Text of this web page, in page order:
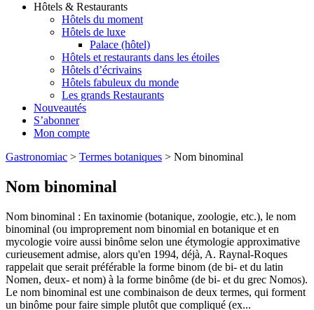
Hôtels & Restaurants
Hôtels du moment
Hôtels de luxe
Palace (hôtel)
Hôtels et restaurants dans les étoiles
Hôtels d’écrivains
Hôtels fabuleux du monde
Les grands Restaurants
Nouveautés
S’abonner
Mon compte
Gastronomiac > Termes botaniques > Nom binominal
Nom binominal
Nom binominal : En taxinomie (botanique, zoologie, etc.), le nom
binominal (ou improprement nom binomial en botanique et en
mycologie voire aussi binôme selon une étymologie approximative
curieusement admise, alors qu'en 1994, déjà, A. Raynal-Roques
rappelait que serait préférable la forme binom (de bi- et du latin
Nomen, deux- et nom) à la forme binôme (de bi- et du grec Nomos).
Le nom binominal est une combinaison de deux termes, qui forment
un binôme pour faire simple plutôt que compliqué (ex...